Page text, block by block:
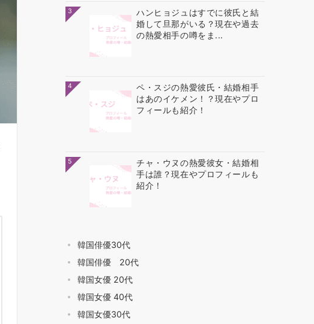
3
ハンヒョジュはすでに彼氏と結
婚して旦那がいる？現在や過去
の熱愛相手の噂をま...
4
ペ・スジの熱愛彼氏・結婚相手
はあのイケメン！？現在やプロ
フィールも紹介！
5
チャ・ウヌの熱愛彼女・結婚相
手は誰？現在やプロフィールも
紹介！
韓国俳優30代
韓国俳優 20代
韓国女優 20代
韓国女優 40代
韓国女優30代